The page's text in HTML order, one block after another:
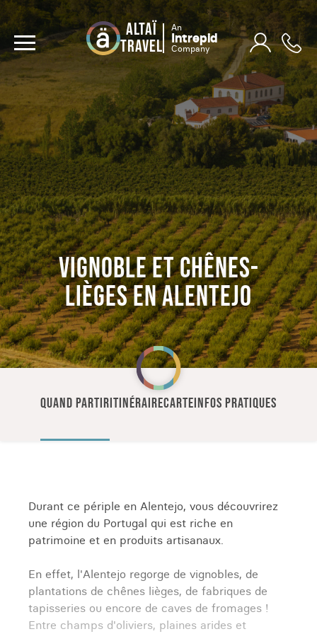
ALTAÏ
TRAVEL
An
Intrepid
Company
VIGNOBLE ET CHÊNES-
LIÈGES EN ALENTEJO
QUAND PARTIRITINÉRAIRECARTEINFOS PRATIQUES
Durant ce périple en Alentejo, vous découvrirez
une région du Portugal qui est riche en
patrimoine et en produits artisanaux.
En effet, l'Alentejo regorge de vignobles, de
plantations de chênes lièges, de fabriques de
tapisseries ou encore de caves de fromages !
Entre champs d'oliviers, plaines arides et